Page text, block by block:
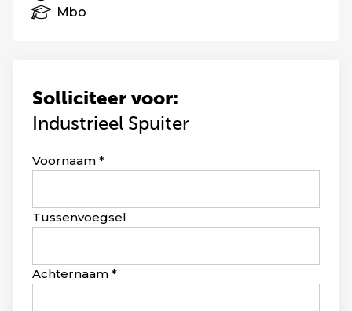
Solliciteer voor:
Industrieel Spuiter
Leave
blank
Voornaam
Tussenvoegsel
Achternaam
Mbo